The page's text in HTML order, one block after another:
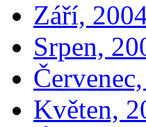
Září,
Srpen,
Květen,